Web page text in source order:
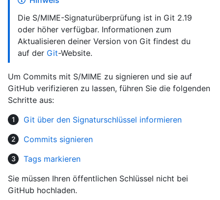
Die S/MIME-Signaturüberprüfung ist in Git 2.19
oder höher verfügbar. Informationen zum
Aktualisieren deiner Version von Git findest du
auf der Git-Website.
Um Commits mit S/MIME zu signieren und sie auf
GitHub verifizieren zu lassen, führen Sie die folgenden
Schritte aus:
Git über den Signaturschlüssel informieren
Commits signieren
Tags markieren
Sie müssen Ihren öffentlichen Schlüssel nicht bei
GitHub hochladen.